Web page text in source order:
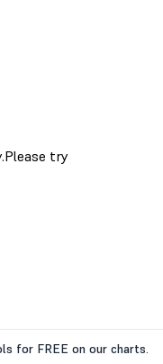
for FREE on our charts.